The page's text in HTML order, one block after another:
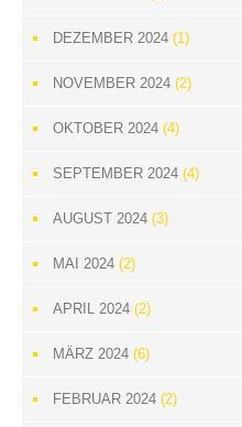
DEZEMBER 2024 (1)
NOVEMBER 2024 (2)
OKTOBER 2024 (4)
SEPTEMBER 2024 (4)
AUGUST 2024 (3)
MAI 2024 (2)
APRIL 2024 (2)
MÄRZ 2024 (6)
FEBRUAR 2024 (2)